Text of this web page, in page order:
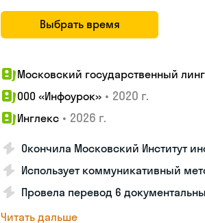
Выбрать время
Московский государственный
ООО «Инфоурок» • 2020 г.
Инглекс • 2026 г.
Окончила Московский Институт
Использует коммуникативный
Провела перевод 6
Читать дальше